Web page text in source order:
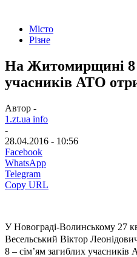
Місто
Різне
На Житомирщині 8
учасників АТО
Автор -
1.zt.ua info
-
28.04.2016 - 10:56
Facebook
WhatsApp
Telegram
Copy URL
У Новограді-Волинському 27
Весельський Віктор
8 – сім’ям загиблих